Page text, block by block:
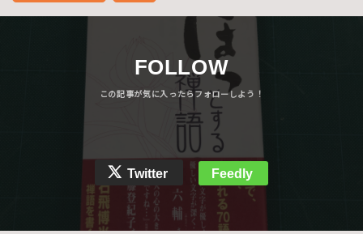
FOLLOW
Twitter Feedly